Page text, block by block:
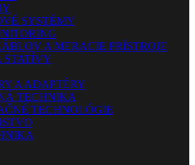
SYSTÉMY
A MERACIE PRÍSTROJE
STATÍVY
A ADAPTÉRY
TECHNIKA
TECHNOLÓGIE